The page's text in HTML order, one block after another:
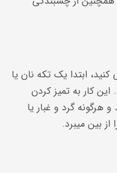
کنید، ابتدا یک تکه نان یا
کار به تمیز کردن
گرد و غبار یا
از بین میبرد.